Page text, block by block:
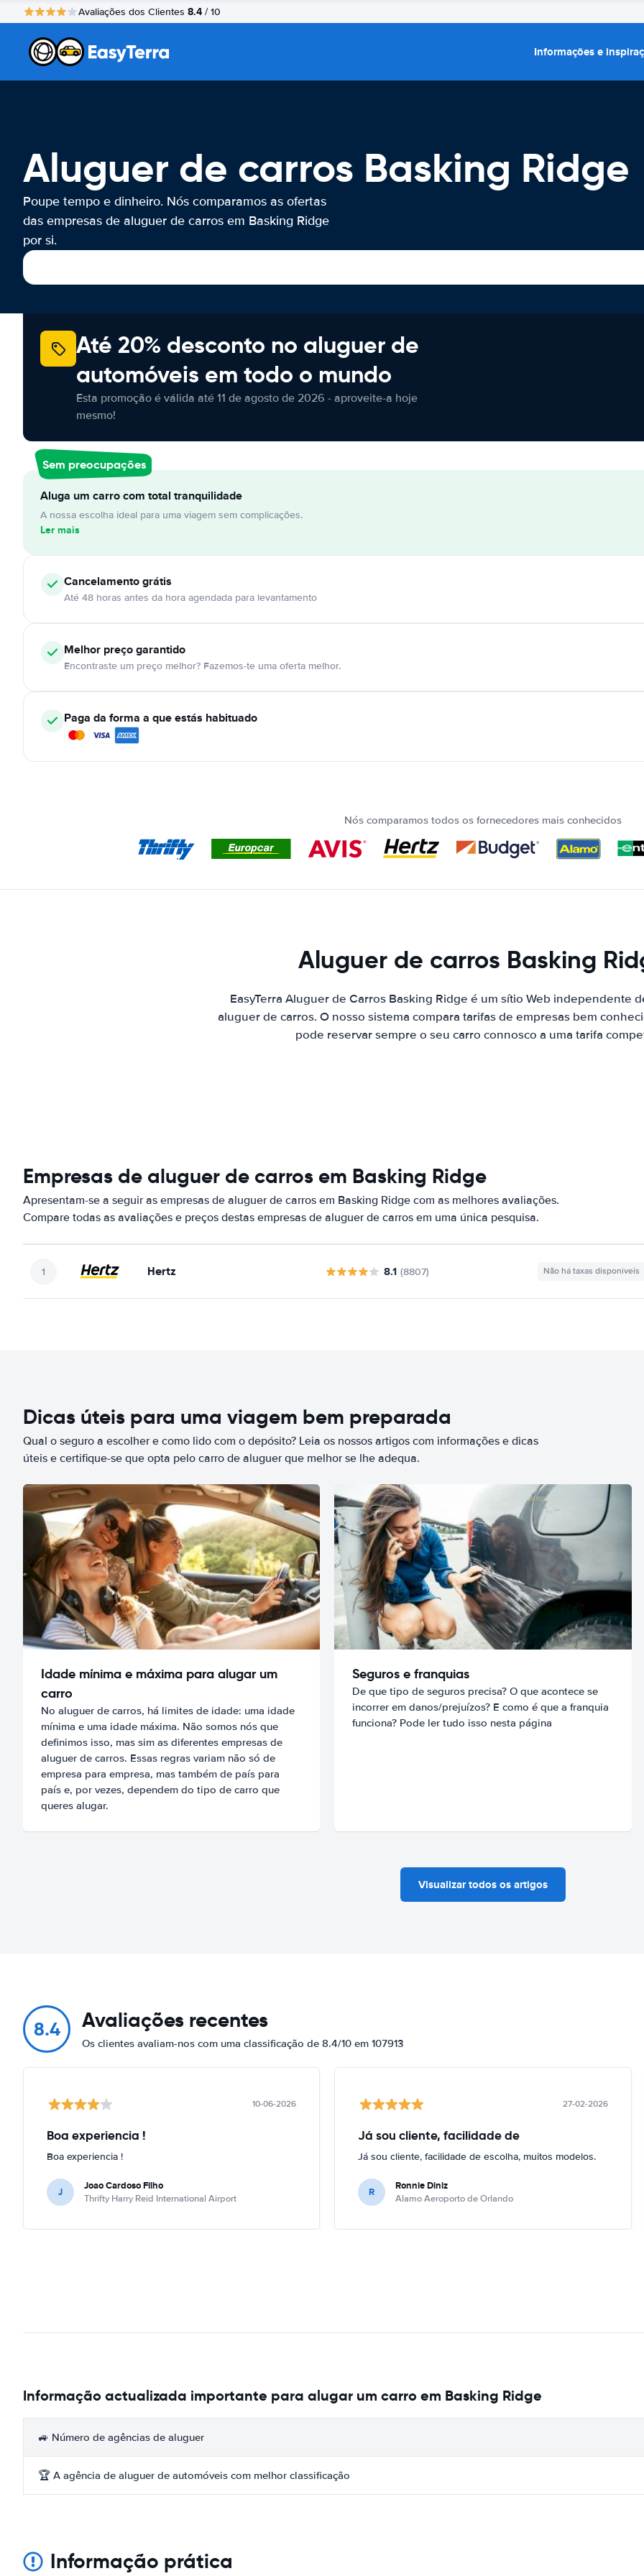
Avaliações dos Clientes 8.4 / 10
Informações e
Aluguer de carros Basking Ridge
Poupe tempo e dinheiro. Nós comparamos as ofertas
das empresas de aluguer de carros em Basking Ridge
por si.
Até 20% desconto no aluguer de
automóveis em todo o mundo
Esta promoção é válida até 11 de agosto de 2026 - aproveite-a hoje
mesmo!
Sem preocupações
Aluga um carro com total tranquilidade
A nossa escolha ideal para uma viagem sem complicações.
Ler mais
Cancelamentográtis
Até 48 horas antes da hora agendada para levantamento
Melhor preço garantido
Encontraste um preço melhor? Fazemos-te uma oferta melhor.
Paga da forma a que estás habituado
Nós comparamos todos os fornecedores mais conhecidos
Aluguer de carros Basking
EasyTerra Aluguer de Carros Basking Ridge é um sítio Web independente
aluguer de carros. O nosso sistema compara tarifas de empresas bem
pode reservar sempre o seu carro connosco a uma tarifa
Empresas de aluguer de carros em Basking Ridge
Apresentam-se a seguir as empresas de aluguer de carros em Basking Ridge com as melhores avaliações.
Compare todas as avaliações e preços destas empresas de aluguer de carros em uma única pesquisa.
Hertz 8.1 (8807) Não há taxas disponíveis
Dicas úteis para uma viagem bem preparada
Qual o seguro a escolher e como lido com o depósito? Leia os nossos artigos com informações e dicas
úteis e certifique-se que opta pelo carro de aluguer que melhor se lhe adequa.
Idade mínima e máxima para alugar um
carro
No aluguer de carros, há limites de idade: uma idade
mínima e uma idade máxima. Não somos nós que
definimos isso, mas sim as diferentes empresas de
aluguer de carros. Essas regras variam não só de
empresa para empresa, mas também de país para
país e, por vezes, dependem do tipo de carro que
queres alugar.
Seguros e franquias
De que tipo de seguros precisa? O que acontece se
incorrer em danos/prejuízos? E como é que a franquia
funciona? Pode ler tudo isso nesta página
Visualizar todos os artigos
8.4 Avaliações recentes
Os clientes avaliam-nos com uma classificação de 8.4/10 em 107913
10-06-2026
Boa experiencia !
Boa experiencia !
J Joao Cardoso Filho
Thrifty Harry Reid International Airport
27-02-2026
Já sou cliente, facilidade de
Já sou cliente, facilidade de escolha, muitos modelos.
R Ronnie Diniz
Alamo Aeroporto de Orlando
Informação actualizada importante para alugar um carro em Basking Ridge
🚙 Número de agências de aluguer
🏆 A agência de aluguer de automóveis com melhor classificação
Informação prática